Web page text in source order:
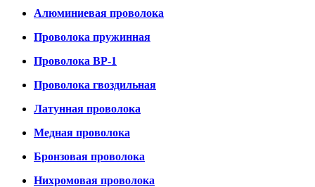
Алюминиевая проволока
Проволока пружинная
Проволока ВР-1
Проволока гвоздильная
Латунная проволока
Медная проволока
Бронзовая проволока
Нихромовая проволока